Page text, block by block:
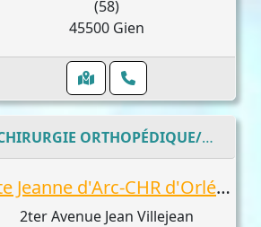
(58)
45500 Gien
CHIRURGIE ORTHOPÉDIQUE/TRAUMATOLOGIE
Site Jeanne d'Arc-CHR d'Orléans : Ben Maatoug Aymen, Garaud Marwan, Gargouri Mah
2ter Avenue Jean Villejean